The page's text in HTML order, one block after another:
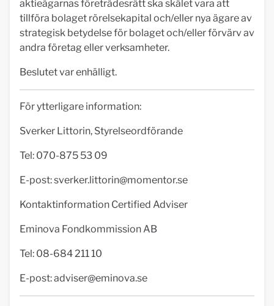
aktieägarnas företrädesrätt ska skälet vara att
tillföra bolaget rörelsekapital och/eller nya ägare av
strategisk betydelse för bolaget och/eller förvärv av
andra företag eller verksamheter.
Beslutet var enhälligt.
För ytterligare information:
Sverker Littorin, Styrelseordförande
Tel: 070-875 53 09
E-post:sverker.littorin@momentor.se
Kontaktinformation Certified Adviser
Eminova Fondkommission AB
Tel: 08-684 211 10
E-post:adviser@eminova.se